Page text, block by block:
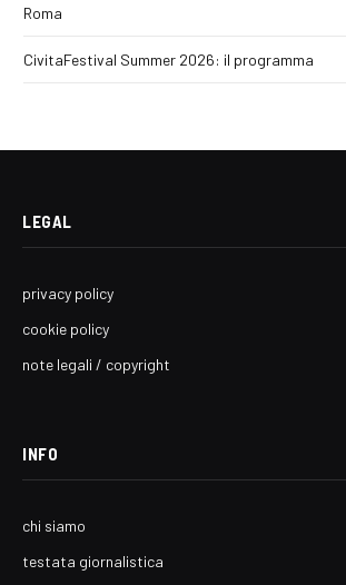
Roma
CivitaFestival Summer 2026: il programma
LEGAL
privacy policy
cookie policy
note legali / copyright
INFO
chi siamo
testata giornalistica